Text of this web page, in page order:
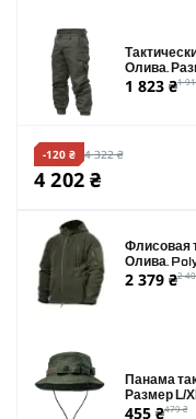
Олива.
1 823 ₴1
-120 ₴ 4 322 ₴
4 202 ₴
Флисовая
Олива.
2 379 ₴2
Панама
Размер L/
455 ₴479 ₴